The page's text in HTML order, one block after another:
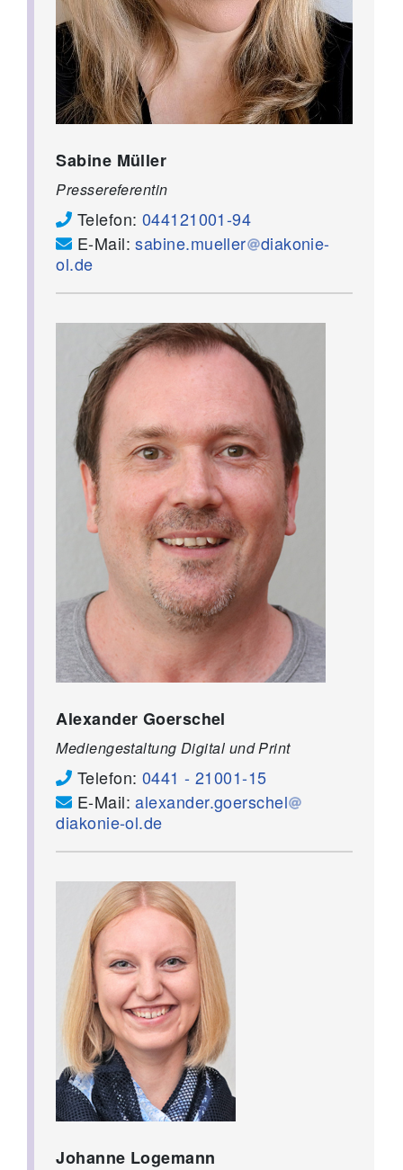
Sabine Müller
Pressereferentin
Telefon: 044121001-94
E-Mail:sabine.mueller
diakonie-
ol.de
Alexander Goerschel
Mediengestaltung Digital und Print
Telefon: 0441 - 21001-15
E-Mail:alexander.goerschel
diakonie-ol.de
Johanne Logemann